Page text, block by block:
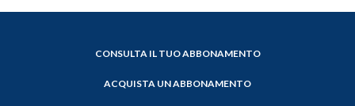
CONSULTA IL TUO ABBONAMENTO
ACQUISTA UN ABBONAMENTO